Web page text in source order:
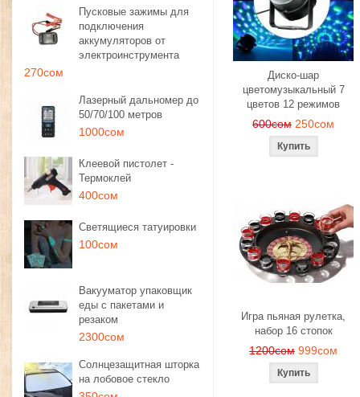
Пусковые зажимы для
подключения
аккумуляторов от
электроинструмента
270сом
Лазерный дальномер до
50/70/100 метров
1000сом
Клеевой пистолет -
Термоклей
400сом
Светящиеся татуировки
100сом
Вакууматор упаковщик
еды с пакетами и
резаком
2300сом
Солнцезащитная шторка
на лобовое стекло
Диско-шар
цветомузыкальный 7
цветов 12 режимов
600сом 250сом
Игра пьяная рулетка,
набор 16 стопок
1200сом 999сом